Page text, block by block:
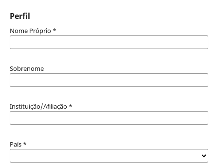
Perfil
Nome Próprio *
Sobrenome
Instituição/Afiliação *
País *